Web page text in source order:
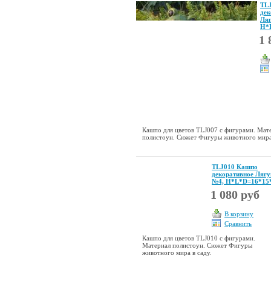
1
Кашпо для цветов TLJ007 с фигурами.
полистоун. Сюжет Фигуры животного
TLJ010 Кашпо
декоративное
№4,
1 080 руб
В корзину
Сравнить
Кашпо для цветов TLJ010 с фигурами.
Материал полистоун. Сюжет Фигуры
животного мира в саду.